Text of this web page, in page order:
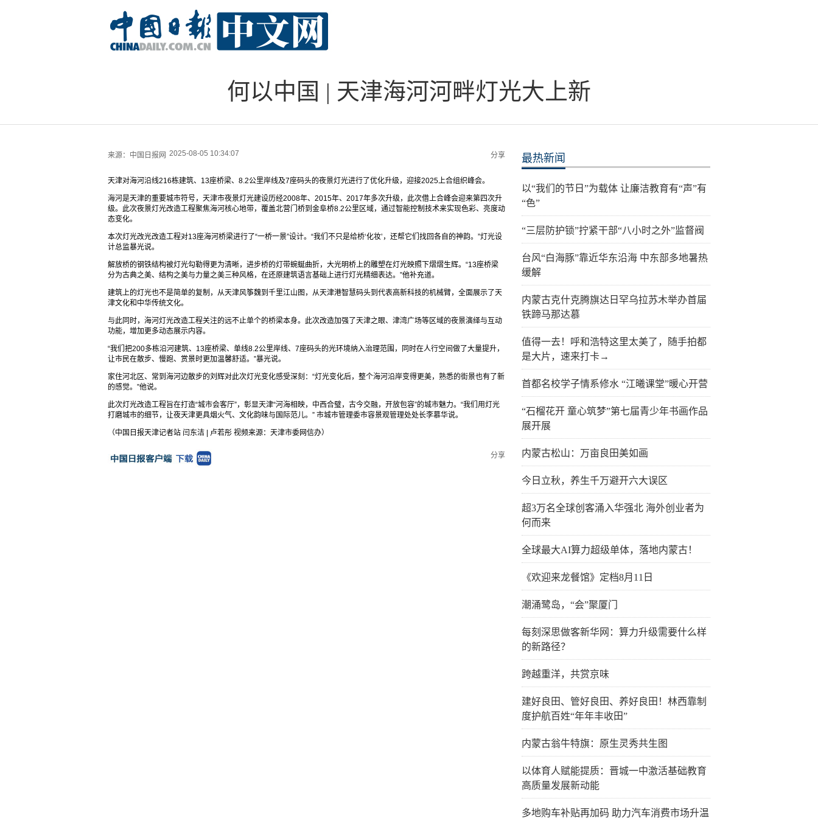
何以中国 | 天津海河河畔灯光大上新
来源： 中国日报网 2025-08-05 10:34:07 分享
天津对海河沿线216栋建筑、13座桥梁、8.2公里岸线及7座码头的夜景灯光进行了优化升级，迎接2025上合组织峰会。
海河是天津的重要城市符号，天津市夜景灯光建设历经2008年、2015年、2017年多次升级，此次借上合峰会迎来第四次升
级。此次夜景灯光改造工程聚焦海河核心地带，覆盖北营门桥到金阜桥8.2公里区域，通过智能控制技术来实现色彩、亮度动
态变化。
本次灯光改光改造工程对13座海河桥梁进行了“一桥一景”设计。“我们不只是给桥‘化妆’，还帮它们找回各自的神韵。”灯光设
计总监暴光说。
解放桥的钢铁结构被灯光勾勒得更为清晰，进步桥的灯带蜿蜒曲折，大光明桥上的雕塑在灯光映照下熠熠生辉。“13座桥梁
分为古典之美、结构之美与力量之美三种风格，在还原建筑语言基础上进行灯光精细表达。”他补充道。
建筑上的灯光也不是简单的复制，从天津风筝魏到千里江山图，从天津港智慧码头到代表高新科技的机械臂，全面展示了天
津文化和中华传统文化。
与此同时，海河灯光改造工程关注的远不止单个的桥梁本身。此次改造加强了天津之眼、津湾广场等区域的夜景演绎与互动
功能，增加更多动态展示内容。
“我们把200多栋沿河建筑、13座桥梁、单线8.2公里岸线、7座码头的光环境纳入治理范围，同时在人行空间做了大量提升，
让市民在散步、慢跑、赏景时更加温馨舒适。”暴光说。
家住河北区、常到海河边散步的刘辉对此次灯光变化感受深刻：“灯光变化后，整个海河沿岸变得更美，熟悉的街景也有了新
的感觉。”他说。
此次灯光改造工程旨在打造“城市会客厅”，彰显天津“河海相映，中西合璧，古今交融，开放包容”的城市魅力。“我们用灯光
打磨城市的细节，让夜天津更具烟火气、文化韵味与国际范儿。” 市城市管理委市容景观管理处处长李慕华说。
（中国日报天津记者站 闫东洁 | 卢若彤 视频来源：天津市委网信办）
分享
最热新闻
以“我们的节日”为载体 让廉洁教育有“声”有
“色”
“三层防护锁”拧紧干部“八小时之外”监督阀
台风“白海豚”靠近华东沿海 中东部多地暑热
缓解
内蒙古克什克腾旗达日罕乌拉苏木举办首届
铁蹄马那达慕
值得一去！呼和浩特这里太美了，随手拍都
是大片，速来打卡→
首都名校学子情系修水 “江曦课堂”暖心开营
“石榴花开 童心筑梦”第七届青少年书画作品
展开展
内蒙古松山：万亩良田美如画
今日立秋，养生千万避开六大误区
超3万名全球创客涌入华强北 海外创业者为
何而来
全球最大AI算力超级单体，落地内蒙古！
《欢迎来龙餐馆》定档8月11日
潮涌鹭岛，“会”聚厦门
每刻深思做客新华网：算力升级需要什么样
的新路径？
跨越重洋，共赏京味
建好良田、管好良田、养好良田！林西靠制
度护航百姓“年年丰收田”
内蒙古翁牛特旗：原生灵秀共生图
以体育人赋能提质：晋城一中激活基础教育
高质量发展新动能
多地购车补贴再加码 助力汽车消费市场升温